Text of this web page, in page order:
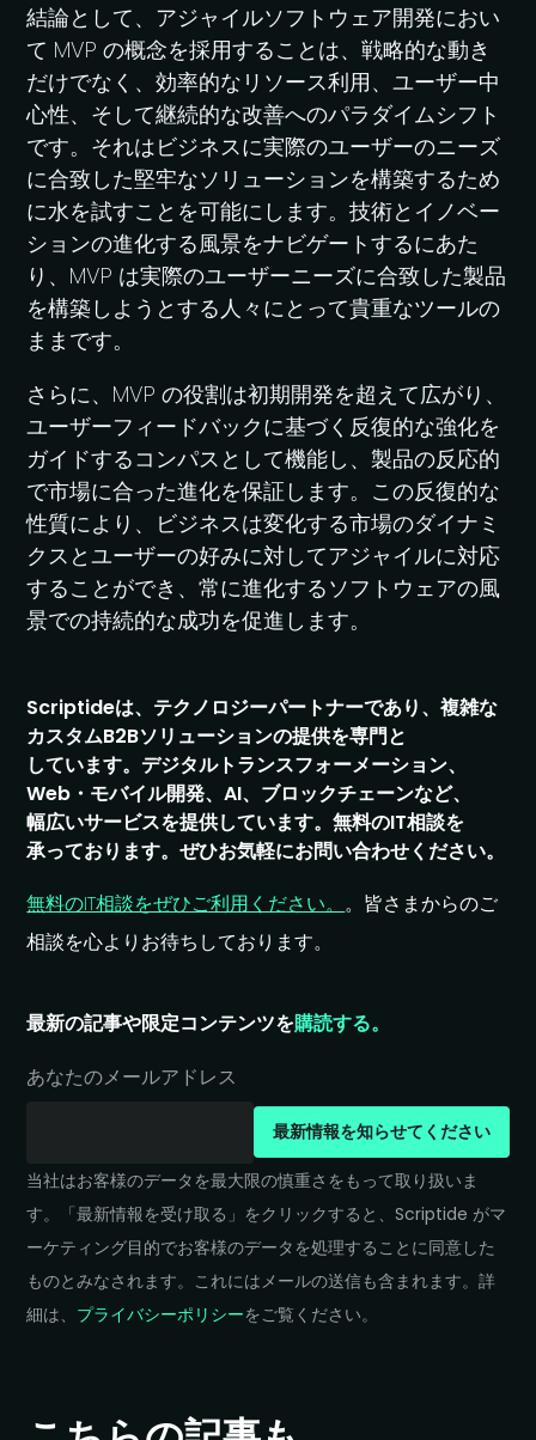
結論として、アジャイルソフトウェア開発におい
て MVP の概念を採用することは、戦略的な動き
だけでなく、効率的なリソース利用、ユーザー中
心性、そして継続的な改善へのパラダイムシフト
です。それはビジネスに実際のユーザーのニーズ
に合致した堅牢なソリューションを構築するため
に水を試すことを可能にします。技術とイノベー
ションの進化する風景をナビゲートするにあた
り、MVP は実際のユーザーニーズに合致した製品
を構築しようとする人々にとって貴重なツールの
ままです。
さらに、MVP の役割は初期開発を超えて広がり、
ユーザーフィードバックに基づく反復的な強化を
ガイドするコンパスとして機能し、製品の反応的
で市場に合った進化を保証します。この反復的な
性質により、ビジネスは変化する市場のダイナミ
クスとユーザーの好みに対してアジャイルに対応
することができ、常に進化するソフトウェアの風
景での持続的な成功を促進します。
Scriptideは、 テクノロジーパー トナーであり、複雑な
カスタムB2Bソリューションの提供を専門と
しています。 デジタルトランスフォーメーション、
Web・ モバイル開発、AI、 ブロックチェーンなど、
幅広いサービスを提供しています。無料のIT相談を
承っております。ぜひお気軽にお問い合わせください。
無料の​IT​相談を​ぜひご利用ください。 。​皆さまからの​ご
相談を​心より​お待ちしております。
最新の​記事や​限定コンテンツを購読する。
あなたのメールアドレス
最新情報を知らせてください
当社は​お客様の​データを​最大限の​慎重さを​もって​取り扱いま
す。​「最新情報を​受け取る」を​クリックすると、​Scriptide が​マ
ーケティング目的で​お客様の​データを​処理する​ことに​同意した​
ものとみなされます。​これには​メールの​送信も​含まれます。​詳
細は、 プライバシーポリシーを​ご覧ください。